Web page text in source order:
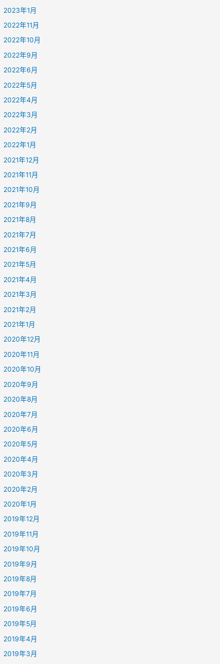
2023年1月
2022年11月
2022年10月
2022年9月
2022年6月
2022年5月
2022年4月
2022年3月
2022年2月
2022年1月
2021年12月
2021年11月
2021年10月
2021年9月
2021年8月
2021年7月
2021年6月
2021年5月
2021年4月
2021年3月
2021年2月
2021年1月
2020年12月
2020年11月
2020年10月
2020年9月
2020年8月
2020年7月
2020年6月
2020年5月
2020年4月
2020年3月
2020年2月
2020年1月
2019年12月
2019年11月
2019年10月
2019年9月
2019年8月
2019年7月
2019年6月
2019年5月
2019年4月
2019年3月